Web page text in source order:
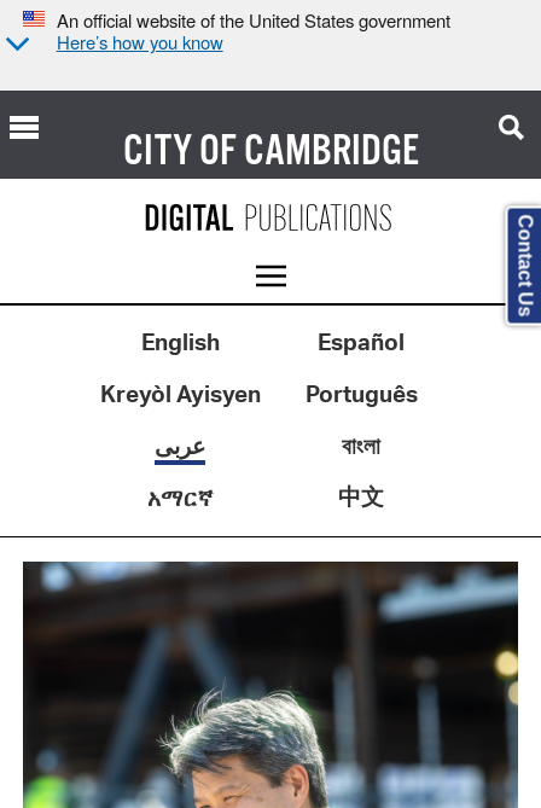
An official website of the United States government
Here’s how you know
CITY OFCAMBRIDGE
English
Español
Kreyòl Ayisyen
Português
عربى
বাংলা
አማርኛ
中文
Contact Us